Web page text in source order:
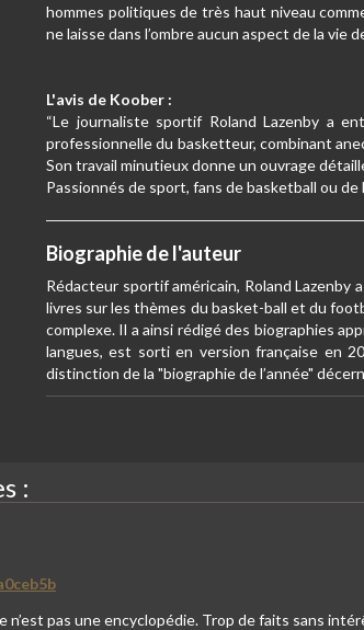
hommes politiques de très haut niveau
ne laisse dans l’ombre aucun aspect de la vie
L'avis de Koober :
“Le journaliste sportif Roland Lazenby a
professionnelle du basketteur, combinant
Son travail minutieux donne un ouvrage
Passionnés de sport, fans de basketball ou
Biographie de l'auteur
Rédacteur sportif américain, Roland
livres sur les thèmes du basket-ball et du
complexe. Il a ainsi rédigé des biographies
langues, est sorti en version française en
distinction de la "biographie de l’année"
:
n’est pas une encyclopédie. Trop de faits sans